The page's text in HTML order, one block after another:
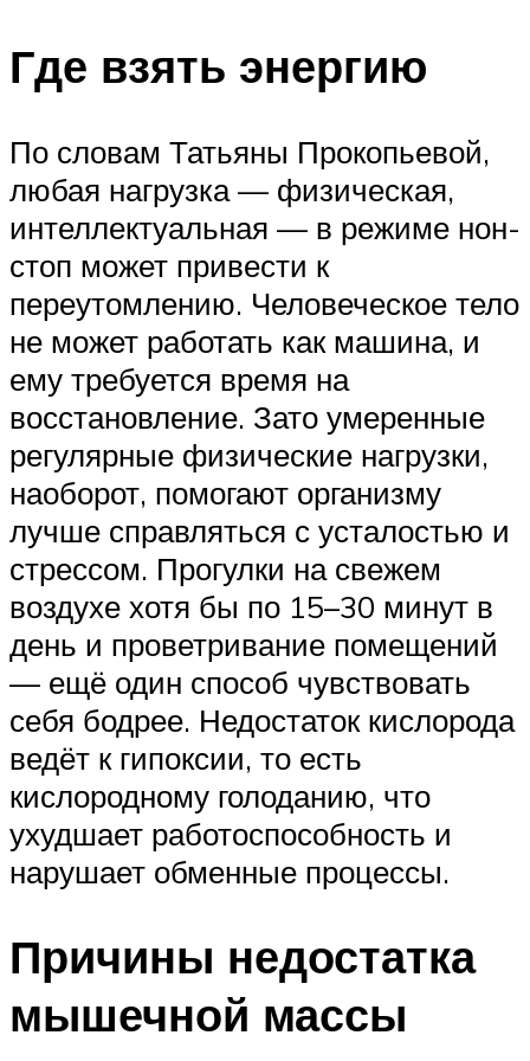
Где взять энергию
По словам Татьяны Прокопьевой,
любая нагрузка — физическая,
интеллектуальная — в режиме нон-
стоп может привести к
переутомлению. Человеческое тело
не может работать как машина, и
ему требуется время на
восстановление. Зато умеренные
регулярные физические нагрузки,
наоборот, помогают организму
лучше справляться с усталостью и
стрессом. Прогулки на свежем
воздухе хотя бы по 15–30 минут в
день и проветривание помещений
— ещё один способ чувствовать
себя бодрее. Недостаток кислорода
ведёт к гипоксии, то есть
кислородному голоданию, что
ухудшает работоспособность и
нарушает обменные процессы.
Причины недостатка
мышечной массы